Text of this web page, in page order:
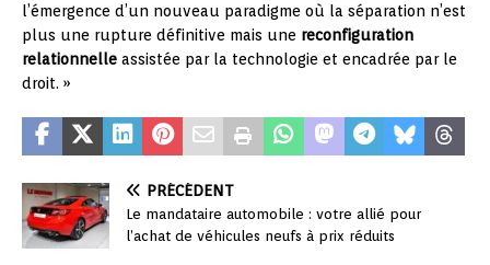
l’émergence d’un nouveau paradigme où la séparation n’est
plus une rupture définitive mais une reconfiguration
relationnelle assistée par la technologie et encadrée par le
droit. »
PRÉCÉDENT
Le mandataire automobile : votre allié pour
l’achat de véhicules neufs à prix réduits